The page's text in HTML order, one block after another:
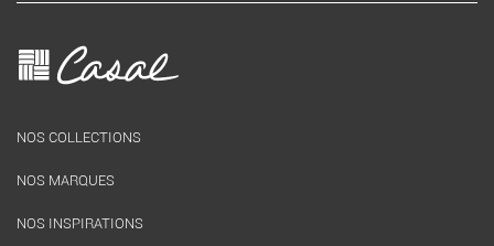
NOS COLLECTIONS
NOS MARQUES
NOS INSPIRATIONS